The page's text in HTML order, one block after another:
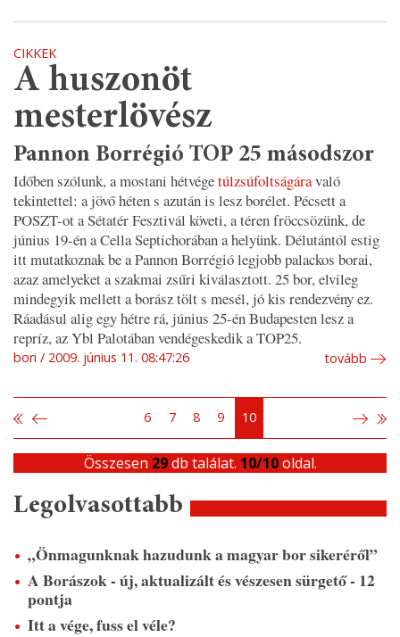
CIKKEK
A huszonöt
mesterlövész
Pannon Borrégió TOP 25 másodszor
Időben szólunk, a mostani hétvégetúlzsúfoltságáravaló
tekintettel: a jövő héten s azután is lesz borélet. Pécsett a
POSZT-ot a Sétatér Fesztivál követi, a téren fröccsözünk, de
június 19-én a Cella Septichorában a helyünk. Délutántól estig
itt mutatkoznak be a Pannon Borrégió legjobb palackos borai,
azaz amelyeket a szakmai zsűri kiválasztott. 25 bor, elvileg
mindegyik mellett a borász tölt s mesél, jó kis rendezvény ez.
Ráadásul alig egy hétre rá, június 25-én Budapesten lesz a
repríz, az Ybl Palotában vendégeskedik a TOP25.
bori 2009. június 11. 08:47:26 tovább
6 7 8 9 10
Összesen 29db találat. 10/10oldal.
Legolvasottabb
„Önmagunknak hazudunk a magyar bor sikeréről”
A Borászok - új, aktualizált és vészesen sürgető - 12
pontja
Itt a vége, fuss el véle?